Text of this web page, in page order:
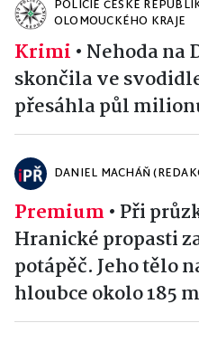
POLICIE ČESKÉ
OLOMOUCKÉHO KRAJE
Krimi • Nehoda na
skončila ve
přesáhla půl
DANIEL MACHÁŇ
Premium • Při
Hranické propasti
potápěč. Jeho tělo
hloubce okolo 185